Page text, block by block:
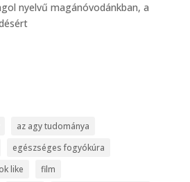
nyelvű magánóvodánkban, a
az agy tudománya
egészséges fogyókúra
like
film